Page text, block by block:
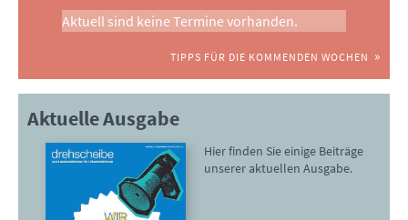
Aktuell sind keine Termine vorhanden.
TIPPS FÜR DIE KOMMENDEN WOCHEN
Aktuelle Ausgabe
Hier finden Sie einige Beiträge
unserer aktuellen Ausgabe.